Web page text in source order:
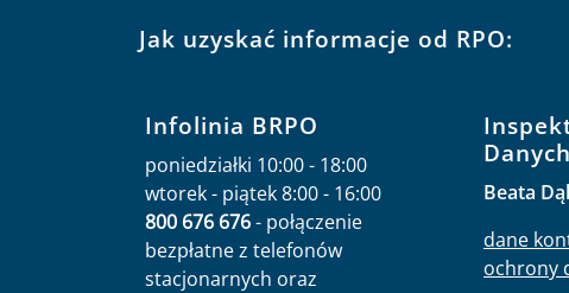
Jak uzyskać informacje od RPO:
Infolinia BRPO
poniedziałki 10:00 - 18:00
wtorek - piątek 8:00 - 16:00
800 676 676- połączenie
bezpłatne z telefonów
stacjonarnych oraz
Danych
Beata
dane
ochrony